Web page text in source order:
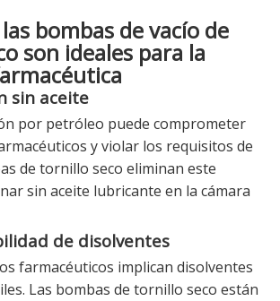
bombas de vacío de
son ideales para la
sin aceite
por petróleo puede comprometer
y violar los requisitos de
de tornillo seco eliminan este
sin aceite lubricante en la cámara
de disolventes
farmacéuticos implican disolventes
Las bombas de tornillo seco están